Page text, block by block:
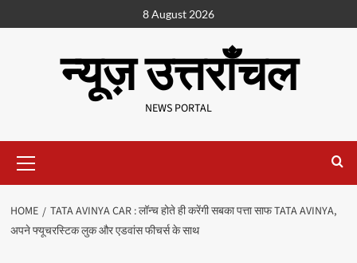
8 August 2026
न्यूज़ उत्तराँचल
NEWS PORTAL
HOME
TATA AVINYA CAR : लॉन्च होते ही करेंगी सबका पत्ता साफ TATA AVINYA,
अपने फ्यूचरस्टिक लुक और एडवांस फीचर्स के साथ